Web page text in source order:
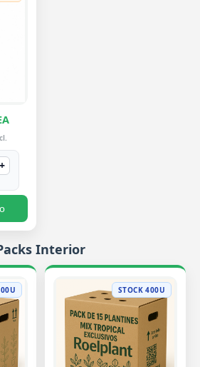
+
Interior
STOCK 400U